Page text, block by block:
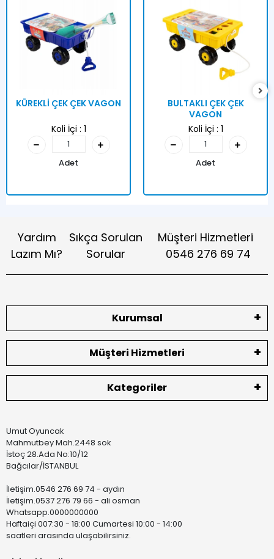
KÜREKLİ ÇEK ÇEK VAGON
Koli İçi : 1
Adet
BULTAKLI ÇEK ÇEK
VAGON
Koli İçi : 1
Adet
Yardım
Lazım Mı?
Sıkça Sorulan
Sorular
Müşteri Hizmetleri
0546 276 69 74
Kurumsal
Müşteri Hizmetleri
Kategoriler
Umut Oyuncak
Mahmutbey Mah.2448 sok
İstoç 28.Ada No:10/12
Bağcılar/İSTANBUL
İletişim.0546 276 69 74 - aydın
İletişim.0537 276 79 66 - ali osman
Whatsapp.0000000000
Haftaiçi 007:30 - 18:00 Cumartesi 10:00 - 14:00
saatleri arasında ulaşabilirsiniz.